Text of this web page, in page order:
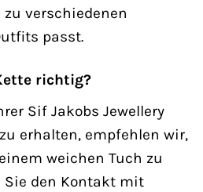
verschiedenen
passt.
richtig?
Sif Jakobs Jewellery
zu erhalten, empfehlen wir,
weichen Tuch zu
Sie den Kontakt mit